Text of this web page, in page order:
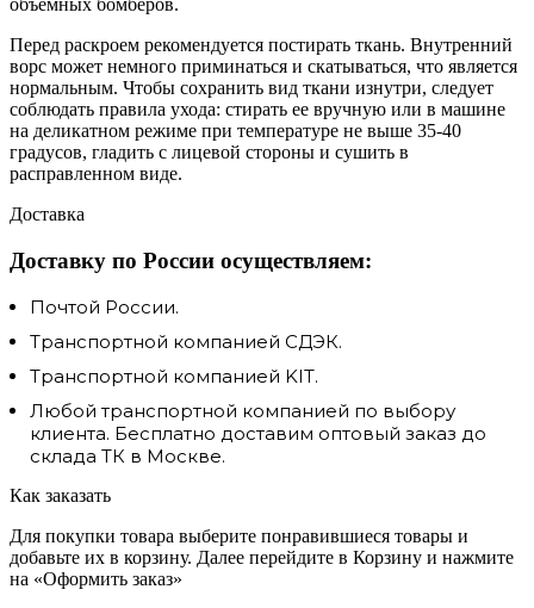
Перед раскроем рекомендуется постирать ткань. Внутренний
ворс может немного приминаться и скатываться, что является
нормальным. Чтобы сохранить вид ткани изнутри, следует
соблюдать правила ухода: стирать ее вручную или в машине
на деликатном режиме при температуре не выше 35-40
градусов, гладить с лицевой стороны и сушить в
расправленном виде.
Доставка
Доставку по России осуществляем:
Почтой России.
Транспортной компанией СДЭК.
Транспортной компанией KIT.
Любой транспортной компанией по выбору
клиента. Бесплатно доставим оптовый заказ до
склада ТК в Москве.
Как заказать
Для покупки товара выберите понравившиеся товары и
добавьте их в корзину. Далее перейдите в Корзину и нажмите
на «Оформить заказ»